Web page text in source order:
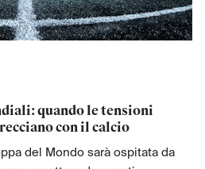
quando le tensioni
con il calcio
del Mondo sarà ospitata da